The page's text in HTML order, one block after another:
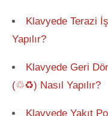
Klavyede Terazi
Yapılır?
Klavyede Geri
(♲♻) Nasıl Yapılır?
Klavyede Yakıt